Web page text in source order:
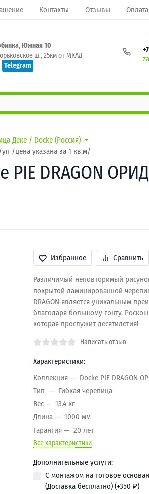
Контакты Отзывы
Южная 10
ш., 25км от МКАД
Telegram
Дёке / Docke (Россия)
/цена указана за 1 кв.м/
DRAGON
Избранное Сравнить
Различимый неповторимый
покрытой ламинированной
DRAGON является уникальным
благодаря большому гонту.
которая прослужит десятилетия!
Написать отзыв
Характеристики:
Коллекция
Docke PIE DRAGON
Тип
Гибкая черепица
Вес
13.4 кг
Длина
1000 мм
Гарантия
20 лет
Все характеристики
Дополнительные услуги:
С монтажом на готовое
(Доставка бесплатно) (+350 ₽)